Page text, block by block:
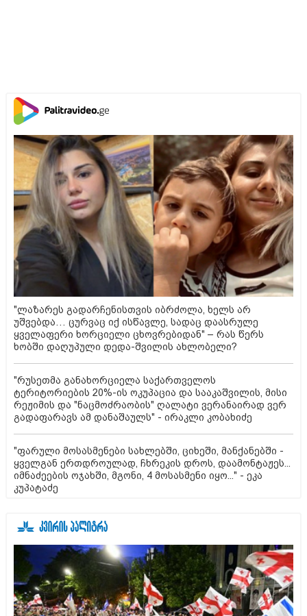
"ლაზარეს გადარჩენისთვის იბრძოლა, ხელს არ
უშვებდა… ცურვაც იქ ისწავლე, სადაც დაასრულე
ყველაფერი ხორციელი ცხოვრებიდან" – რას წერს
ხობში დაღუპული დედა-შვილის ახლობელი?
"რუსეთმა განახორციელა საქართველოს
ტერიტორიების 20%-ის ოკუპაცია და სააკაშვილის, მისი
რეჟიმის და "ნაცმოძრაობის" ღალატი ვერანაირად ვერ
გადაფარავს ამ დანაშაულს" - ირაკლი კობახიძე
"ფარული მოსასმენები სახლებში, ციხეში, მანქანებში -
ყველგან ერთდროულად, ჩხრეკის დროს, დაამონტაჟეს...
იმნაძეების ოჯახში, მგონი, 4 მოსასმენი იყო..." - ეკა
კუპატაძე